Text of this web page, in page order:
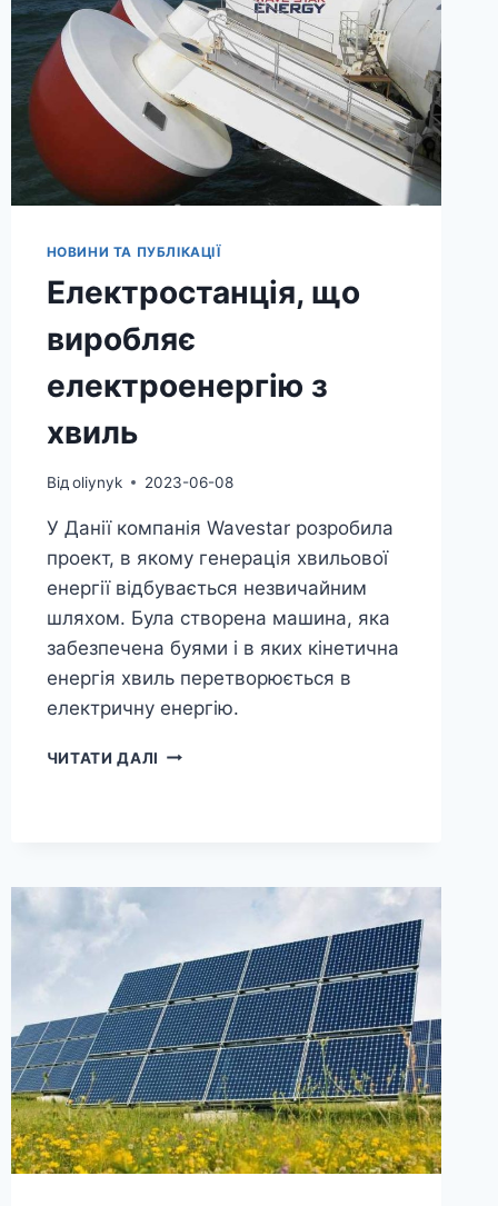
НОВИНИ ТА ПУБЛІКАЦІЇ
Електростанція, що
виробляє
електроенергію з
хвиль
Від oliynyk 2023-06-08
У Данії компанія Wavestar розробила
проект, в якому генерація хвильової
енергії відбувається незвичайним
шляхом. Була створена машина, яка
забезпечена буями і в яких кінетична
енергія хвиль перетворюється в
електричну енергію.
ЧИТАТИ ДАЛІ ЕЛЕКТРОСТАНЦІЯ,